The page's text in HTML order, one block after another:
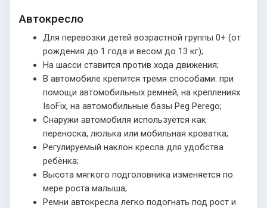
Автокресло
Для перевозки детей возрастной группы 0+ (от
рождения до 1 года и весом до 13 кг);
На шасси ставится против хода движения;
В автомобиле крепится тремя способами: при
помощи автомобильных ремней, на креплениях
IsoFix, на автомобильные базы Peg Perego;
Снаружи автомобиля используется как
переноска, люлька или мобильная кроватка;
Регулируемый наклон кресла для удобства
ребёнка;
Высота мягкого подголовника изменяется по
мере роста малыша;
Ремни автокресла легко подогнать под рост и